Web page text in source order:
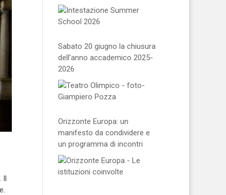
Il
Sabato 20 giugno la chiusura
dell’anno accademico 2025-
2026
Orizzonte Europa: un
manifesto da condividere e
un programma di incontri